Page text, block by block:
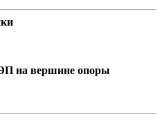
на вершине опоры